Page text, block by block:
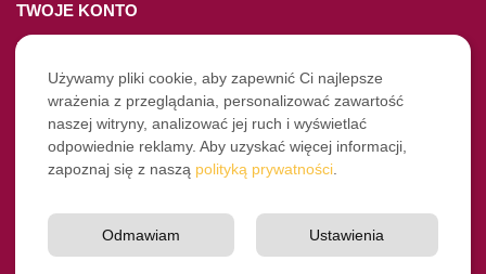
TWOJE KONTO
Moje konto
Nie pamiętasz hasła?
Twoje zamówienia
NASZE SOCIALE
Instagram
Używamy pliki cookie, aby zapewnić Ci najlepsze
wrażenia z przeglądania, personalizować zawartość
naszej witryny, analizować jej ruch i wyświetlać
odpowiednie reklamy. Aby uzyskać więcej informacji,
zapoznaj się z naszą polityką prywatności
Ustawienia
Odmawiam